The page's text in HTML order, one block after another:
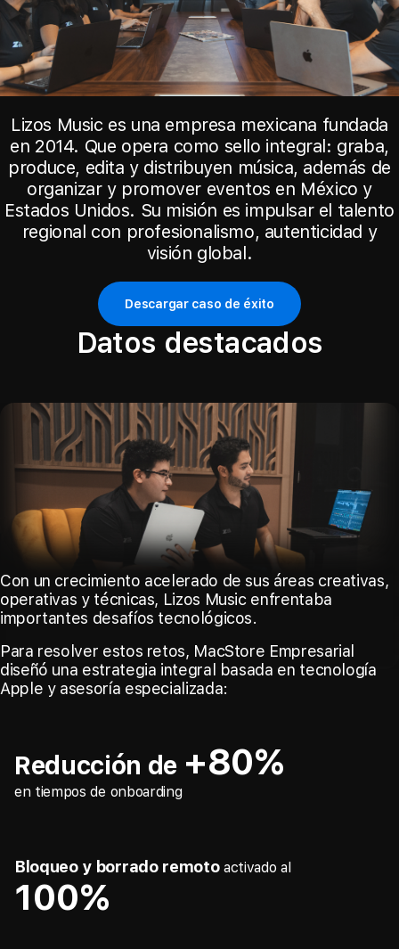
Lizos Music es una empresa mexicana fundada
en 2014. Que opera como sello integral: graba,
produce, edita y distribuyen música, además de
organizar y promover eventos en México y
Estados Unidos. Su misión es impulsar el talento
regional con profesionalismo, autenticidad y
visión global.
Descargar caso de éxito
Datos destacados
Con un crecimiento acelerado de sus áreas creativas,
operativas y técnicas, Lizos Music enfrentaba
importantes desafíos tecnológicos.
Para resolver estos retos, MacStore Empresarial
diseñó una estrategia integral basada en tecnología
Apple y asesoría especializada:
Reducción de +80%
en tiempos de onboarding
Bloqueo y borrado remotoactivado al
100%